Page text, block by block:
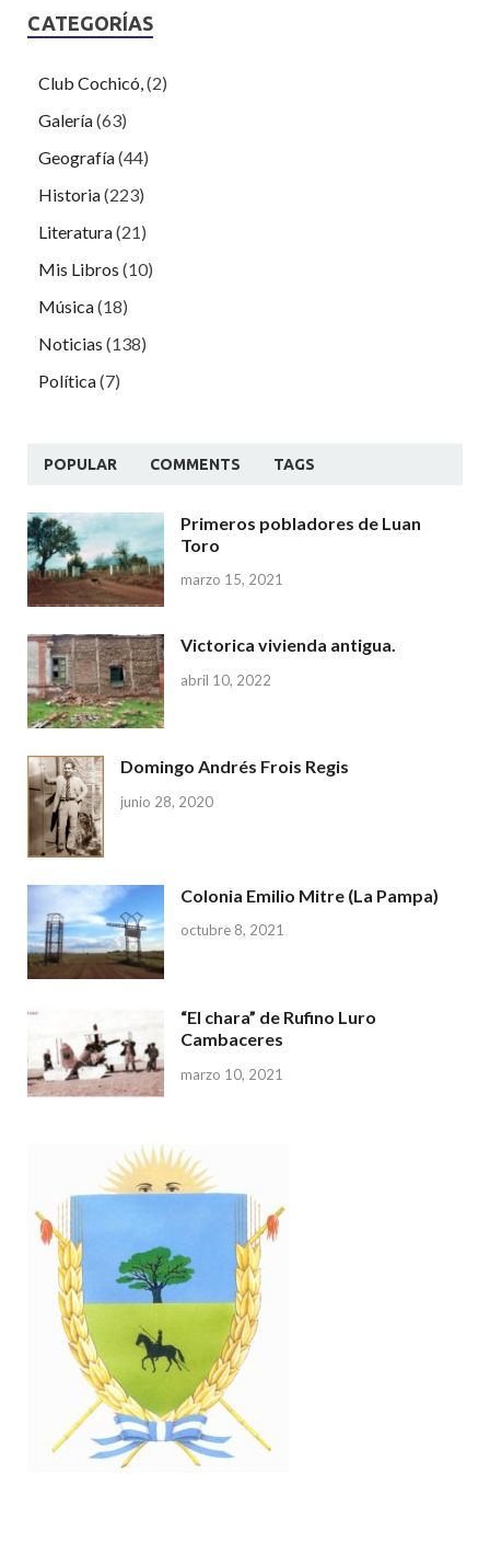
CATEGORÍAS
Club Cochicó, (2)
Galería(63)
Geografía(44)
Historia(223)
Literatura(21)
Mis Libros (10)
Música(18)
Noticias (138)
Política(7)
POPULAR COMMENTS TAGS
Primeros pobladores de Luan
Toro
marzo 15, 2021
Victorica vivienda antigua.
abril 10, 2022
Domingo Andrés Frois Regis
junio 28, 2020
Colonia Emilio Mitre (La Pampa)
octubre 8, 2021
“El chara” de Rufino Luro
Cambaceres
marzo 10, 2021